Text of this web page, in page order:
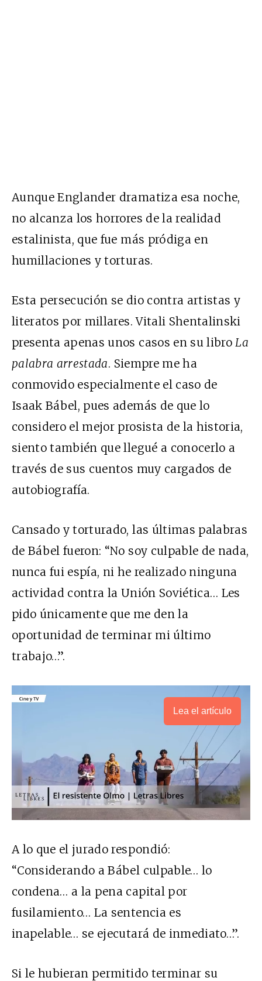
Aunque Englander dramatiza esa noche,
no alcanza los horrores de la realidad
estalinista, que fue más pródiga en
humillaciones y torturas.
Esta persecución se dio contra artistas y
literatos por millares. Vitali Shentalinski
presenta apenas unos casos en su libroLa
palabra arrestada. Siempre me ha
conmovido especialmente el caso de
Isaak Bábel, pues además de que lo
considero el mejor prosista de la historia,
siento también que llegué a conocerlo a
través de sus cuentos muy cargados de
autobiografía.
Cansado y torturado, las últimas palabras
de Bábel fueron: “No soy culpable de nada,
nunca fui espía, ni he realizado ninguna
actividad contra la Unión Soviética… Les
pido únicamente que me den la
oportunidad de terminar mi último
trabajo…”.
Lea el artículo
A lo que el jurado respondió:
“Considerando a Bábel culpable… lo
condena… a la pena capital por
fusilamiento… La sentencia es
inapelable… se ejecutará de inmediato…”.
Si le hubieran permitido terminar su